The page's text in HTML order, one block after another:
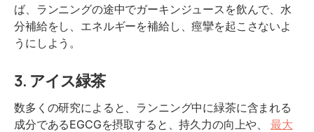
ば、ランニングの途中でガーキンジュースを飲んで、水
分補給をし、エネルギーを補給し、痙攣を起こさないよ
うにしよう。
3. アイス緑茶
数多くの研究によると、ランニング中に緑茶に含まれる
成分であるEGCGを摂取すると、持久力の向上や、 最大